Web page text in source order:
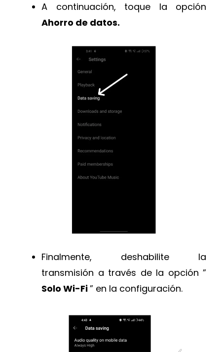
A continuación, toque la opción
Ahorro de datos.
Finalmente, deshabilite la
transmisión a través de la opción ”
Solo Wi-Fi” en la configuración.